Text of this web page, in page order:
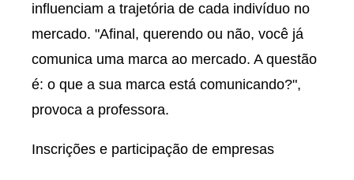
influenciam a trajetória de cada indivíduo no
mercado. "Afinal, querendo ou não, você já
comunica uma marca ao mercado. A questão
é: o que a sua marca está comunicando?",
provoca a professora.
Inscrições e participação de empresas